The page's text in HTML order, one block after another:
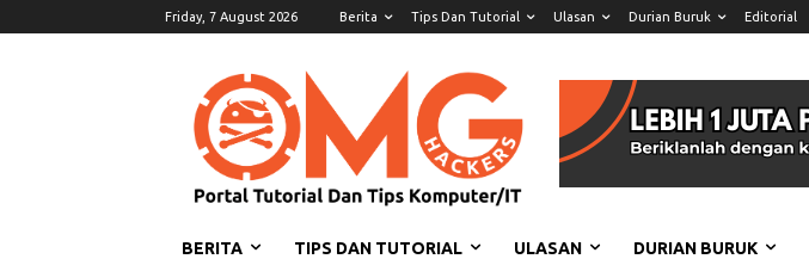
Friday, 7 August 2026 Berita Tips Dan Tutorial Ulasan Durian Buruk Editorial
BERITA TIPS DAN TUTORIAL ULASAN DURIAN BURUK